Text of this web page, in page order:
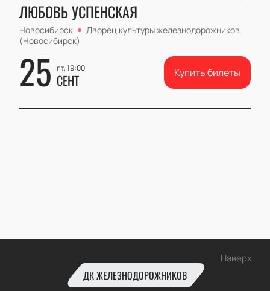
ЛЮБОВЬ УСПЕНСКАЯ
Новосибирск
Дворец культуры железнодорожников
(Новосибирск)
25 пт, 19:00
СЕНТ Купить билеты
Наверх
ДК ЖЕЛЕЗНОДОРОЖНИКОВ